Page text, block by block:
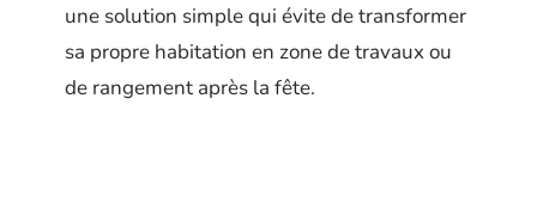
une solution simple qui évite de transformer
sa propre habitation en zone de travaux ou
de rangement après la fête.